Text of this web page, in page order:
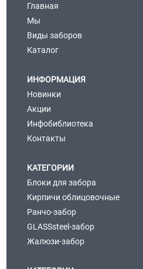
Главная
Мы
Виды заборов
Каталог
ИНФОРМАЦИЯ
Новинки
Акции
Инфобиблиотека
Контакты
КАТЕГОРИИ
Блоки для забора
Кирпичи облицовочные
Ранчо-забор
GLASSsteel-забор
Жалюзи-забор